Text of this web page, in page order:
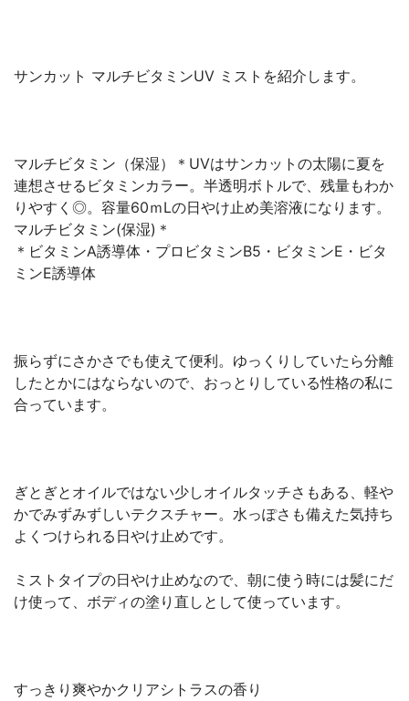
サンカット マルチビタミンUV ミストを紹介します。
マルチビタミン（保湿）＊UVはサンカットの太陽に夏を
連想させるビタミンカラー。半透明ボトルで、残量もわか
りやすく◎。容量60ｍLの日やけ止め美溶液になります。
マルチビタミン(保湿)＊
＊ビタミンA誘導体・プロビタミンB5・ビタミンE・ビタ
ミンE誘導体
振らずにさかさでも使えて便利。ゆっくりしていたら分離
したとかにはならないので、おっとりしている性格の私に
合っています。
ぎとぎとオイルではない少しオイルタッチさもある、軽や
かでみずみずしいテクスチャー。水っぽさも備えた気持ち
よくつけられる日やけ止めです。
ミストタイプの日やけ止めなので、朝に使う時には髪にだ
け使って、ボディの塗り直しとして使っています。
すっきり爽やかクリアシトラスの香り